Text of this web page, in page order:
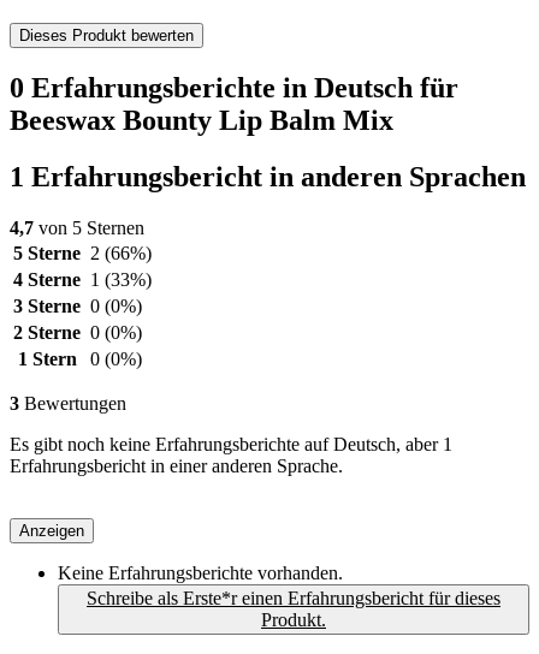
Dieses Produkt bewerten
0 Erfahrungsberichte in Deutsch für
Beeswax Bounty Lip Balm Mix
1 Erfahrungsbericht in anderen Sprachen
4,7 von 5 Sternen
5 Sterne 2 (66%)
4 Sterne 1 (33%)
3 Sterne 0 (0%)
2 Sterne 0 (0%)
1 Stern
0 (0%)
3 Bewertungen
Es gibt noch keine Erfahrungsberichte auf Deutsch, aber 1
Erfahrungsbericht in einer anderen Sprache.
Anzeigen
Keine Erfahrungsberichte vorhanden.
Schreibe als Erste*r einen Erfahrungsbericht für dieses
Produkt.